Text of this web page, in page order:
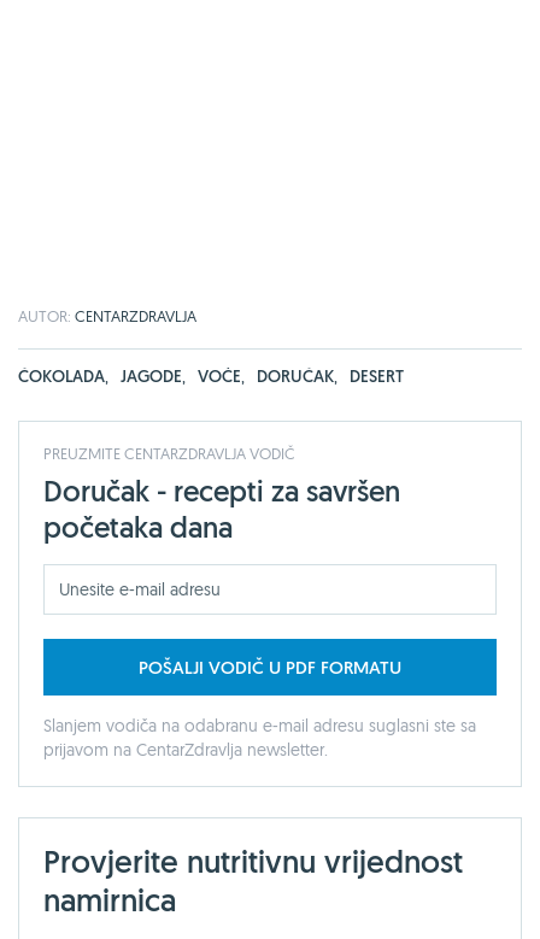
AUTOR: CENTARZDRAVLJA
ČOKOLADA, JAGODE, VOĆE, DORUČAK, DESERT
PREUZMITE CENTARZDRAVLJA VODIČ
Doručak - recepti za savršen
početaka dana
POŠALJI VODIČ U PDF FORMATU
Slanjem vodiča na odabranu e-mail adresu suglasni ste sa
prijavom na CentarZdravlja newsletter.
Provjerite nutritivnu vrijednost
namirnica